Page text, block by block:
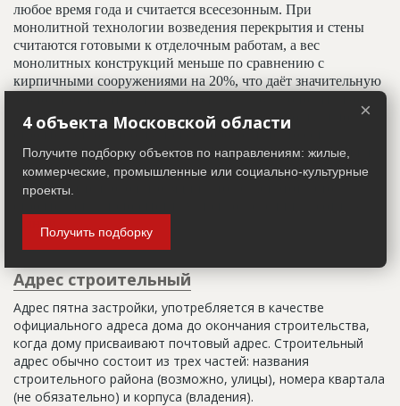
любое время года и считается всесезонным. При
монолитной технологии возведения перекрытия и стены
считаются готовыми к отделочным работам, а вес
монолитных конструкций меньше по сравнению с
кирпичными сооружениями на 20%, что даёт значительную
востребован так же в условиях недостатка площади под
условиях точечной застройки. Монолитные сооружения и
конструкции долговечны, имеют высокие показатели
звуковой и тепловой изоляции, что делает этот метод
Адрес строительный
Адрес пятна застройки, употребляется в качестве
официального адреса дома до окончания строительства,
когда дому присваивают почтовый адрес. Строительный
адрес обычно состоит из трех частей: названия
строительного района (возможно, улицы), номера квартала
(не обязательно) и корпуса (владения).
×
4 объекта Московской области
Получите подборку объектов по направлениям: жилые,
коммерческие, промышленные или социально-культурные
проекты.
Получить подборку